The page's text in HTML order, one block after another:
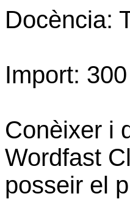
Docència:
Import:
Conèixer i
Wordfast
posseir el